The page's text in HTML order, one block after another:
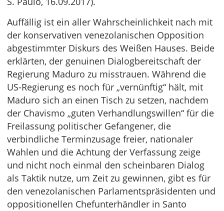
Auffällig ist ein aller Wahrscheinlichkeit nach mit
der konservativen venezolanischen Opposition
abgestimmter Diskurs des Weißen Hauses. Beide
erklärten, der genuinen Dialogbereitschaft der
Regierung Maduro zu misstrauen. Während die
US-Regierung es noch für „vernünftig“ hält, mit
Maduro sich an einen Tisch zu setzen, nachdem
der Chavismo „guten Verhandlungswillen“ für die
Freilassung politischer Gefangener, die
verbindliche Terminzusage freier, nationaler
Wahlen und die Achtung der Verfassung zeige
und nicht noch einmal den scheinbaren Dialog
als Taktik nutze, um Zeit zu gewinnen, gibt es für
den venezolanischen Parlamentspräsidenten und
oppositionellen Chefunterhändler in Santo